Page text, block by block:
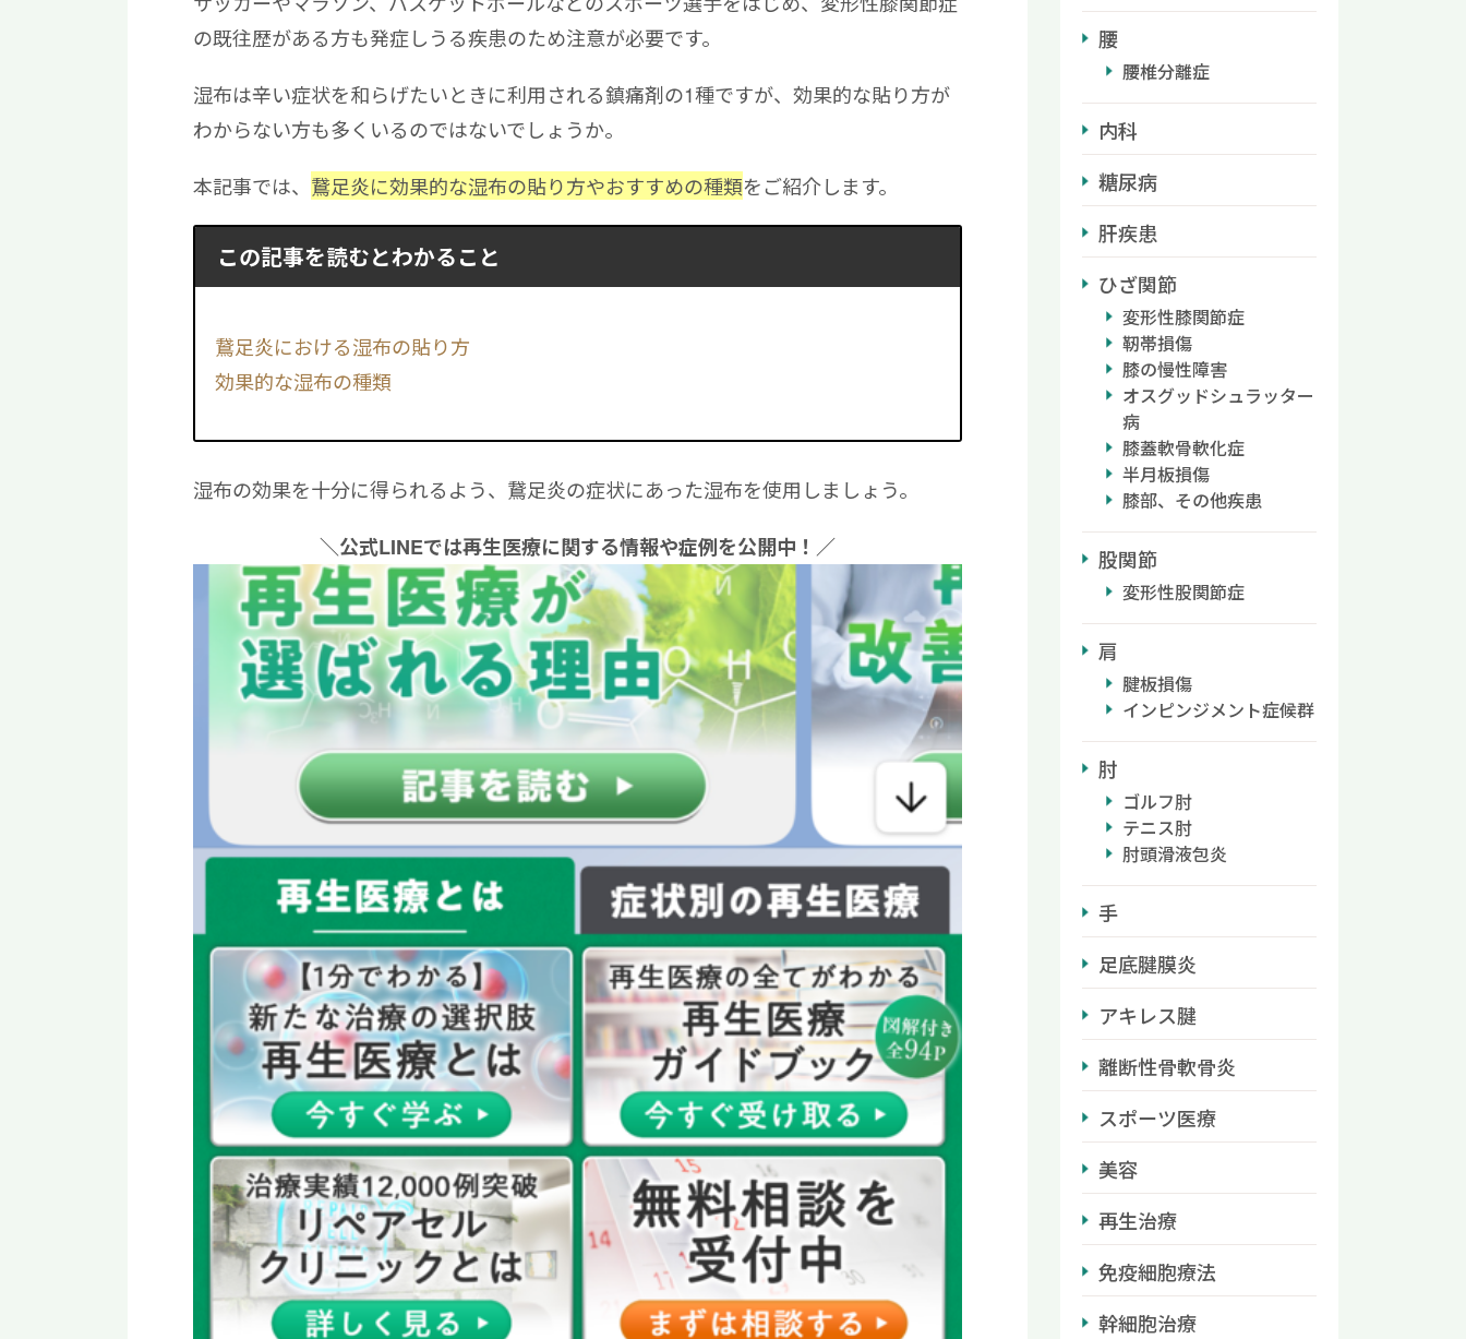
の既往歴がある方も発症しうる疾患のため注意が必要です。
湿布は辛い症状を和らげたいときに利用される鎮痛剤の1種ですが、効果的な貼り方が
わからない方も多くいるのではないでしょうか。
本記事では、 鵞足炎に効果的な湿布の貼り方やおすすめの種類をご紹介します。
この記事を読むとわかること
鵞足炎における湿布の貼り方
効果的な湿布の種類
湿布の効果を十分に得られるよう、鵞足炎の症状にあった湿布を使用しましょう。
＼公式LINEでは再生医療に関する情報や症例を公開中！／
腰
腰椎分離症
内科
糖尿病
肝疾患
ひざ関節
変形性膝関節症
靭帯損傷
膝の慢性障害
オスグッドシュラッター
病
膝蓋軟骨軟化症
半月板損傷
膝部、その他疾患
股関節
変形性股関節症
肩
腱板損傷
インピンジメント症候群
肘
ゴルフ肘
テニス肘
肘頭滑液包炎
手
足底腱膜炎
アキレス腱
離断性骨軟骨炎
スポーツ医療
美容
再生治療
免疫細胞療法
幹細胞治療